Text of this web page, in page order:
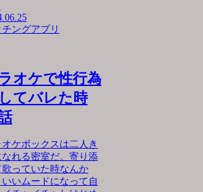
チングアプリ
オケで性行為
てバレた時
オケボックスは二人き
なれる密室だ。寄り添
歌っていた時なんか
いいムードになって自